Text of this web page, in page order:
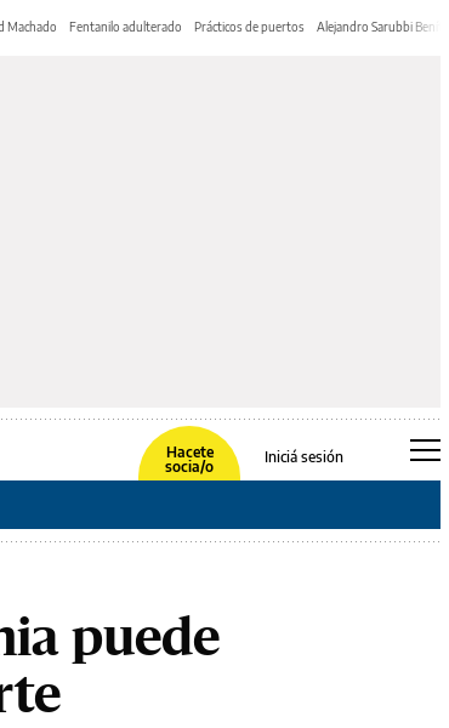
Machado Fentanilo adulterado Prácticos de puertos Alejandro Sarubbi Benítez
Hacete
socia/o
Iniciá sesión
puede